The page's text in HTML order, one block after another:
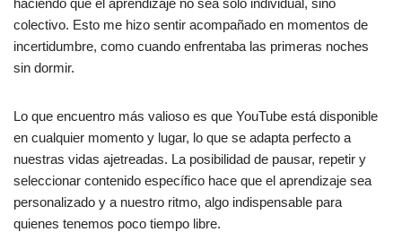
colectivo. Esto me hizo sentir acompañado en momentos de
incertidumbre, como cuando enfrentaba las primeras noches
sin dormir.
Lo que encuentro más valioso es que YouTube está disponible
en cualquier momento y lugar, lo que se adapta perfecto a
nuestras vidas ajetreadas. La posibilidad de pausar, repetir y
seleccionar contenido específico hace que el aprendizaje sea
personalizado y a nuestro ritmo, algo indispensable para
quienes tenemos poco tiempo libre.